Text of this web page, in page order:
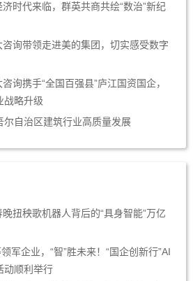
时代来临，群英共商共绘“数治”新纪
询带领走进美的集团，切实感受数字
询携手“全国百强县”庐江国资国企，
战略升级
尔自治区建筑行业高质量发展
扭秧歌机器人背后的“具身智能”万亿
军企业，“智”胜未来！“国企创新行”AI
动顺利举行